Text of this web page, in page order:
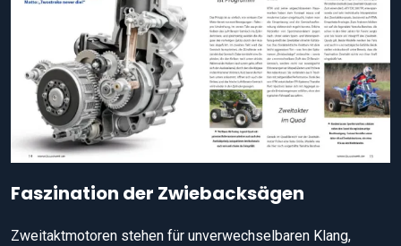
Faszination der Zwiebacksägen
Zweitaktmotoren stehen für unverwechselbaren Klang,